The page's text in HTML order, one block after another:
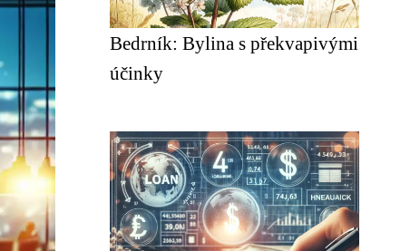
Bedrník: Bylina s překvapivými
účinky